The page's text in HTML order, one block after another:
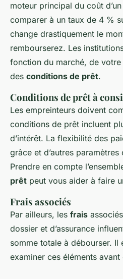
moteur principal du coût
comparer à un taux de 4 %
change drastiquement le
rembourserez. Les
fonction du marché, de votre
des conditions de prêt.
Conditions de prêt à
Les empreinteurs doivent
conditions de prêt incluent
d’intérêt. La flexibilité des
grâce et d’autres paramètres
Prendre en compte
prêt peut vous aider à faire
Frais associés
Par ailleurs, les frais
dossier et d’assurance
somme totale à débourser. Il
examiner ces éléments avant